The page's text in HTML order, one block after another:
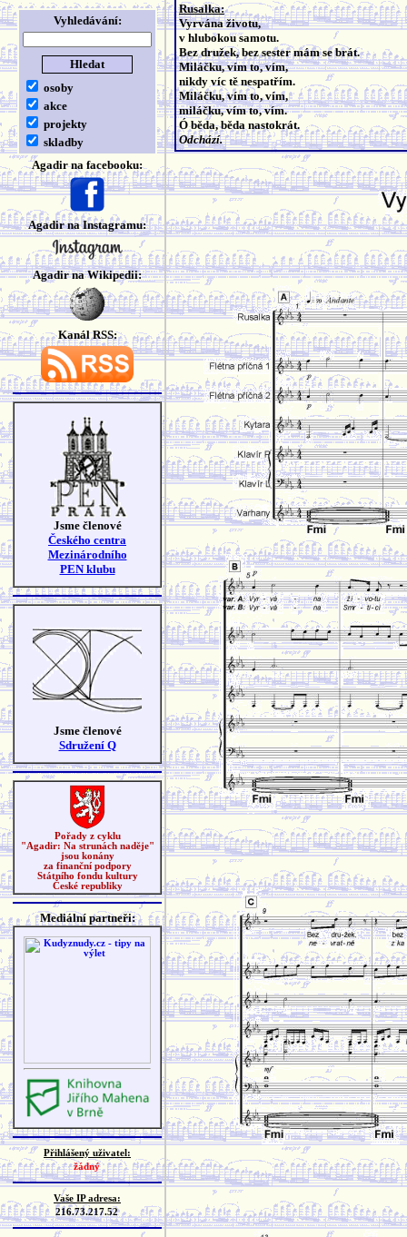
Vyhledávání:
osoby
akce
projekty
skladby
Agadir na facebooku:
Agadir na Instagramu:
Agadir na Wikipedii:
Kanál RSS:
Jsme členové
Českého centra
Mezinárodního
PEN klubu
Jsme členové
Sdružení Q
Pořady z cyklu
"Agadir: Na strunách naděje"
jsou konány
za finanční podpory
Státního fondu kultury
České republiky
Mediální partneři:
Přihlášený uživatel:
žádný
Vaše IP adresa:
216.73.217.52
Rusalka:
Vyrvána životu,
v hlubokou samotu.
Bez družek, bez sester mám se brát.
Miláčku, vím to, vím,
nikdy víc tě nespatřím.
Miláčku, vím to, vím,
miláčku, vím to, vím.
Ó běda, běda nastokrát.
Odchází.